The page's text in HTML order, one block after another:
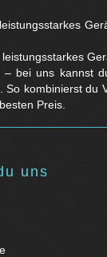
– bei uns kannst
So kombinierst du
Preis.
uns